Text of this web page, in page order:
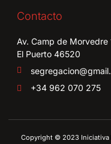
Contacto
Av. Camp de Morvedre
El Puerto 46520
+34 962 070 275
Copyright © 2023 Iniciativa